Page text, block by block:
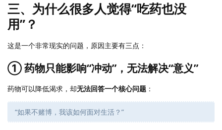
三、为什么很多人觉得“吃药也没
用”？
这是一个非常现实的问题，原因主要有三点：
① 药物只能影响“冲动”，无法解决“意义”
药物可以降低渴求，却无法回答一个核心问题 ：
“如果不赌博，我该如何面对生活？”